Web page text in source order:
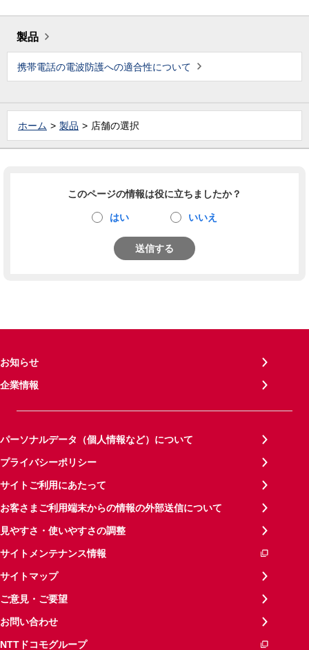
製品
携帯電話の電波防護への適合性について
ホーム 製品 店舗の選択
このページの情報は役に立ちましたか？
はい いいえ
送信する
お知らせ
企業情報
パーソナルデータ（個人情報など）について
プライバシーポリシー
サイトご利用にあたって
お客さまご利用端末からの情報の外部送信について
見やすさ・使いやすさの調整
サイトメンテナンス情報
サイトマップ
ご意見・ご要望
お問い合わせ
NTTドコモグループ